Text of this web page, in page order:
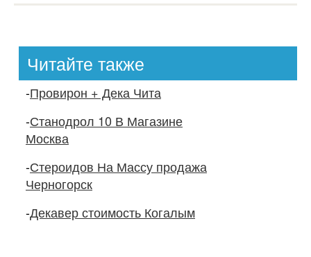
Читайте также
-Провирон + Дека Чита
-Станодрол 10 В Магазине
Москва
-Стероидов На Массу продажа
Черногорск
-Декавер стоимость Когалым